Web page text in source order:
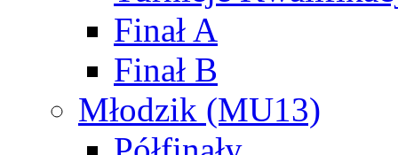
Finał A
Finał B
Młodzik (MU13)